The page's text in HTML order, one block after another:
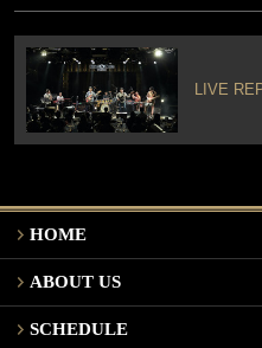
LIVE
HOME
ABOUT US
SCHEDULE